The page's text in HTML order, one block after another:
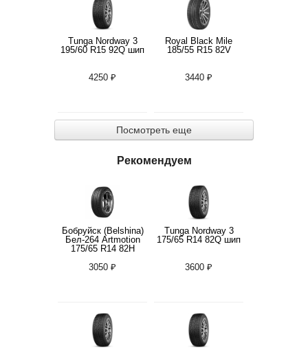
Tunga Nordway 3
195/60 R15 92Q шип
4250 ₽
Royal Black Mile
185/55 R15 82V
3440 ₽
Посмотреть еще
Рекомендуем
Бобруйск (Belshina)
Бел-264 Artmotion
175/65 R14 82H
3050 ₽
Tunga Nordway 3
175/65 R14 82Q шип
3600 ₽